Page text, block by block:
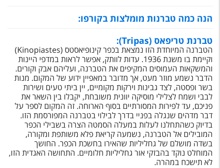
הנה כמה טברנות מומלצות בקורפו:
טברנת טריפאס (Tripas):
הטברנה המיוחדת הזו נמצאת בכפר קינופיאסטס (Kinopiastes
)
וקיימת בו משנת 1936. עדות לוותק, אפשר לראות במדפי היינות
והמשקאות העמוסים המקיפים את הטברנה, ועליהם אבק וקורים.
הדבר נשמע מוזר מעט, אך מדובר במאפיין ידוע של המקום. מנות
בשר ופסטה, לצד גבינות וירקות מקומיים, יין ביתי טעים ושירות
לבבי ושמח לצלילי מוסיקה יוונית משובחת, יקבלו בין השאר את
פניכם, עד לפירות המסורתיים בסוף הארוחה. זה המקום לספר על
דבר מדהים שנגלה בפניי בדרך לבילוי בטברנה המפורסמת הזו.
בדיוק כשהתחלנו לעלות במעלה הסמטה הצרה בשבילי הכפר
המובילים אל הטברנה, נשמעה קריאת פלא משותפת ומקורה,
בשדה מושלם של גחליליות שהאירו בחשכת הכפר. החושך
המוחלט נוקד בהבזקי אור גחליליות חלומיים. התחושה האגדית הזו,
לא תישכח במהרה.